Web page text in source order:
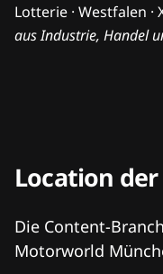
Lotterie · Westfalen ·
aus Industrie, Handel
Location der
Die Content-
Motorworld